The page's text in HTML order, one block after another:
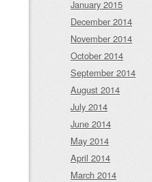
January 2015
December 2014
November 2014
October 2014
September 2014
August 2014
July 2014
June 2014
May 2014
April 2014
March 2014